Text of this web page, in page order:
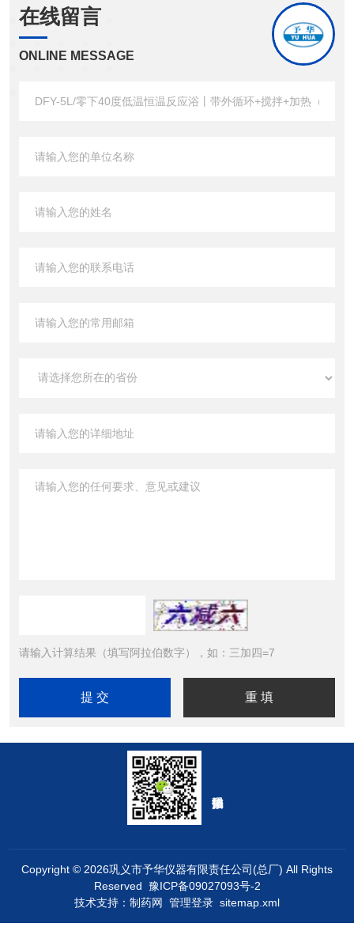
在线留言
ONLINE MESSAGE
请输入计算结果（填写阿拉伯数字），如：三加四=7
Copyright © 2026巩义市予华仪器有限责任公司(总厂) All Rights
Reserved 豫ICP备09027093号-2
技术支持： 制药网 管理登录 sitemap.xml